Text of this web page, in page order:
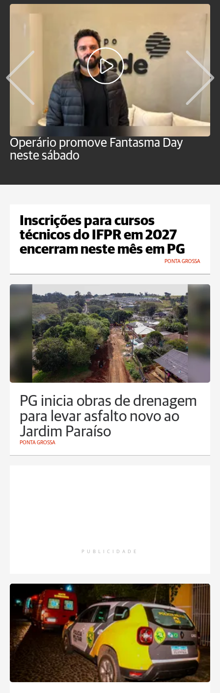
Operário promove Fantasma Day
neste sábado
Inscrições para cursos
técnicos do IFPR em 2027
encerram neste mês em PG
PONTA GROSSA
PG inicia obras de drenagem
para levar asfalto novo ao
Jardim Paraíso
PONTA GROSSA
PUBLICIDADE